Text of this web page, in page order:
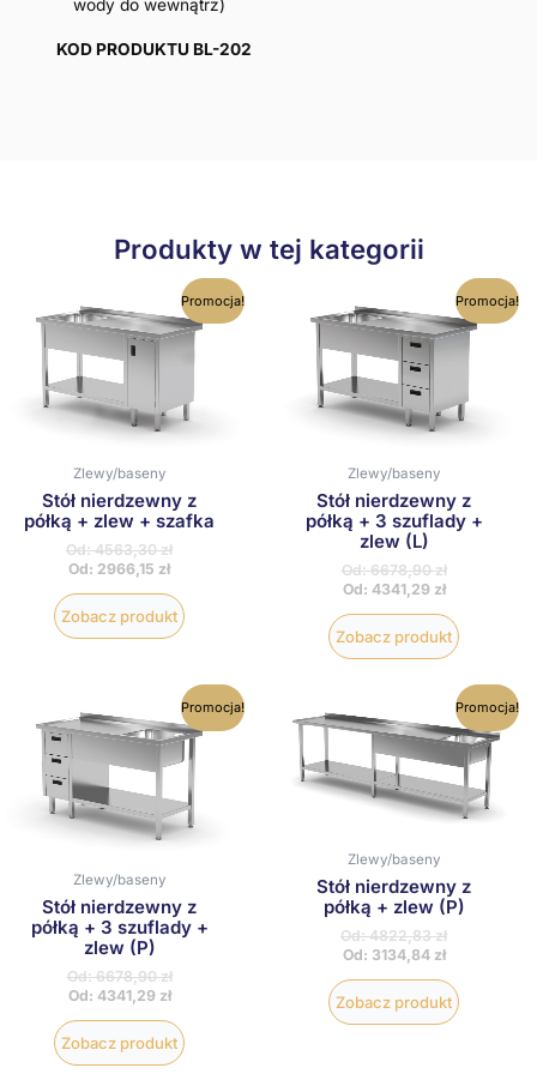
wody do wewnątrz)
KOD PRODUKTU BL-202
Produkty w tej kategorii
Promocja!
Zlewy/baseny
Stół nierdzewny z
półką + zlew + szafka
Od:4563,30zł
Od: 2966,15 zł
Zobacz produkt
Ten
produkt
ma
można
wybrać
produktu
Promocja!
Zlewy/baseny
Stół nierdzewny z
półką + 3 szuflady +
zlew (L)
Od:6678,90zł
Od: 4341,29 zł
Zobacz produkt
Ten
produkt
ma
wiele
można
wybrać
produktu
Promocja!
Zlewy/baseny
Stół nierdzewny z
półką + 3 szuflady +
zlew (P)
Od:6678,90zł
Od: 4341,29 zł
Zobacz produkt
Ten
produkt
ma
wiele
Opcje
można
produktu
Promocja!
Zlewy/baseny
Stół nierdzewny z
półką + zlew (P)
Od:4822,83zł
Od: 3134,84 zł
Zobacz produkt
Ten
produkt
ma
wiele
Opcje
można
stronie
produktu